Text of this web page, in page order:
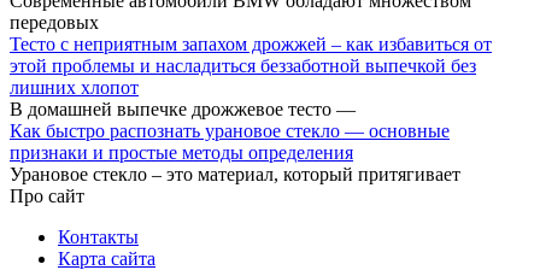
передовых
Тесто с неприятным запахом дрожжей – как избавиться от
этой проблемы и насладиться беззаботной выпечкой без
лишних хлопот
В домашней выпечке дрожжевое тесто —
Как быстро распознать урановое стекло — основные
признаки и простые методы определения
Урановое стекло – это материал, который притягивает
Про сайт
Контакты
Карта сайта